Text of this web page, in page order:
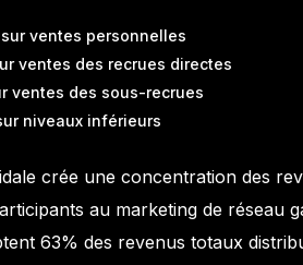
ventes personnelles
ventes des recrues directes
ventes des sous-recrues
niveaux inférieurs
crée une concentration des
au marketing de réseau
63% des revenus totaux